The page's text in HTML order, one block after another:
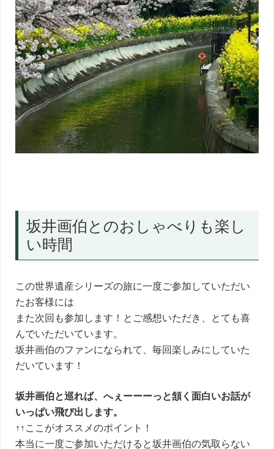
坂井画伯とのおしゃべりも楽し
い時間
この世界遺産シリーズの旅に一度ご参加していただい
たお客様には
また次回も参加します！とご感想いただき、とても喜
んでいただいています。
坂井画伯のファンになられて、毎回楽しみにしていた
だいています！
坂井画伯と巡れば、へぇーーーっと頷く面白いお話が
いっぱい飛び出します。
↑↑ここがオススメのポイント！
本当に一度ご参加いただけると坂井画伯の気取らない